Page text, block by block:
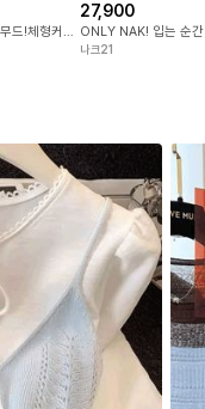
한 벌로 두가지 무드!체형커버는 물론,입는 순간 분위기가 달라지는 퍼프 소매 블라우스
27,900
나크21